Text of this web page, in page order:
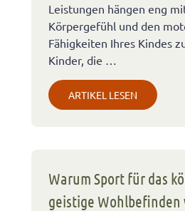
Leistungen hängen eng
Körpergefühl und den
Fähigkeiten Ihres Kindes
Kinder, die …
ARTIKEL LESEN
Warum Sport für das
geistige Wohlbefinden